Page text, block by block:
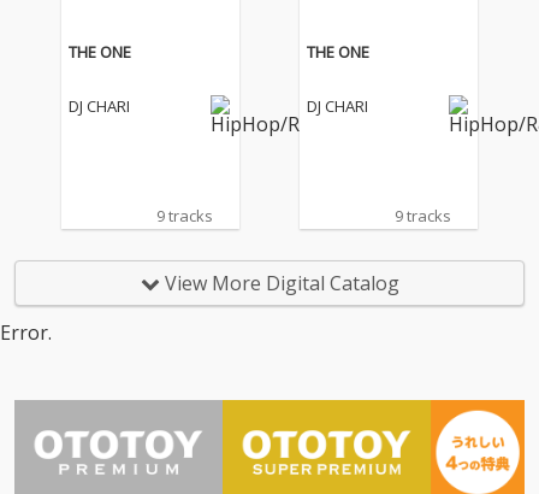
THE ONE
DJ CHARI
9 tracks
THE ONE
DJ CHARI
9 tracks
View More Digital Catalog
Error.